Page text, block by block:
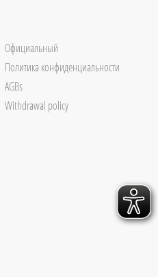
Официальный
Политика конфиденциальности
AGBs
Withdrawal policy